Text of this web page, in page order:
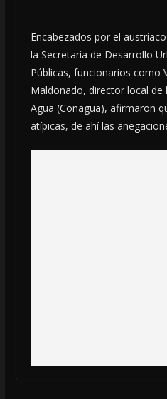
Encabezados por el
la Secretaría de Desarrollo
Públicas, funcionarios como
Maldonado, director local de
Agua (Conagua), afirmaron
atípicas, de ahí las